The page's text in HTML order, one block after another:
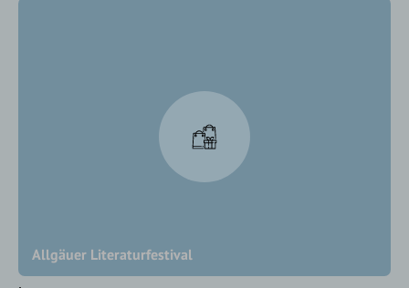
Allgäuer Literaturfestival